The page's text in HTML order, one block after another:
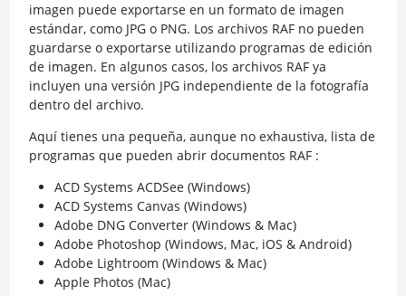
imagen puede exportarse en un formato de imagen
estándar, como JPG o PNG. Los archivos RAF no pueden
guardarse o exportarse utilizando programas de edición
de imagen. En algunos casos, los archivos RAF ya
incluyen una versión JPG independiente de la fotografía
dentro del archivo.
Aquí tienes una pequeña, aunque no exhaustiva, lista de
programas que pueden abrir documentos RAF :
ACD Systems ACDSee (Windows)
ACD Systems Canvas (Windows)
Adobe DNG Converter (Windows & Mac)
Adobe Photoshop (Windows, Mac, iOS & Android)
Adobe Lightroom (Windows & Mac)
Apple Photos (Mac)